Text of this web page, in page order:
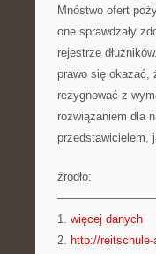
Mnóstwo ofert
one sprawdzały
rejestrze
prawo się okazać,
rezygnować z
rozwiązaniem dla
przedstawicielem,
źródło:
1. więcej danych
2. http://